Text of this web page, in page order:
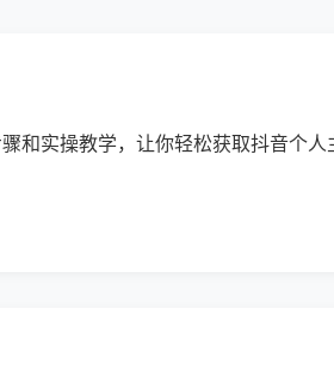
和实操教学，让你轻松获取抖音个人